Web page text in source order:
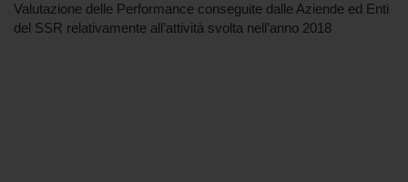
Valutazione delle Performance conseguite dalle Aziende ed Enti
del SSR relativamente all’attività svolta nell’anno 2018